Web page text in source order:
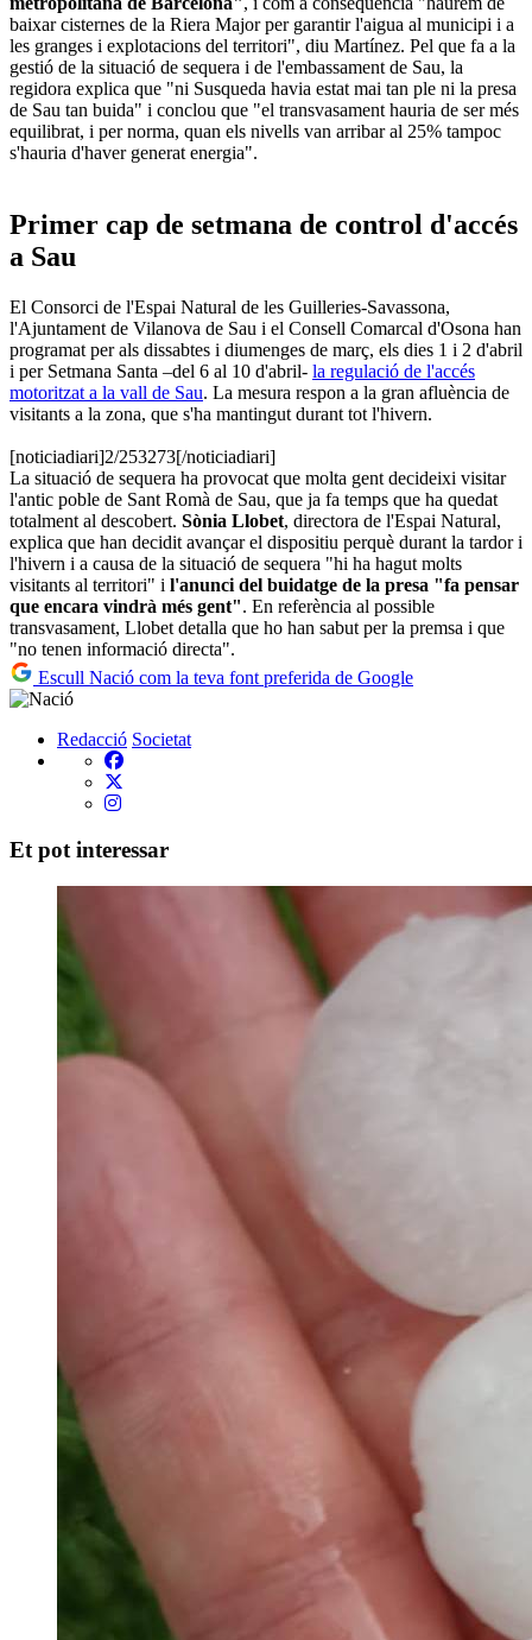
baixar cisternes de la Riera Major per garantir l'aigua al municipi i a
les granges i explotacions del territori", diu Martínez. Pel que fa a la
gestió de la situació de sequera i de l'embassament de Sau, la
regidora explica que "ni Susqueda havia estat mai tan ple ni la presa
de Sau tan buida" i conclou que "el transvasament hauria de ser més
equilibrat, i per norma, quan els nivells van arribar al 25% tampoc
s'hauria d'haver generat energia".
Primer cap de setmana de control d'accés
a Sau
El Consorci de l'Espai Natural de les Guilleries-Savassona,
l'Ajuntament de Vilanova de Sau i el Consell Comarcal d'Osona han
programat per als dissabtes i diumenges de març, els dies 1 i 2 d'abril
i per Setmana Santa –del 6 al 10 d'abril- la regulació de l'accés
motoritzat a la vall de Sau. La mesura respon a la gran afluència de
visitants a la zona, que s'ha mantingut durant tot l'hivern.
[noticiadiari]2/253273[/noticiadiari]
La situació de sequera ha provocat que molta gent decideixi visitar
l'antic poble de Sant Romà de Sau, que ja fa temps que ha quedat
totalment al descobert. Sònia Llobet, directora de l'Espai Natural,
explica que han decidit avançar el dispositiu perquè durant la tardor i
l'hivern i a causa de la situació de sequera "hi ha hagut molts
visitants al territori" i l'anunci del buidatge de la presa "fa pensar
que encara vindrà més gent". En referència al possible
transvasament, Llobet detalla que ho han sabut per la premsa i que
"no tenen informació directa".
Escull Nació com la teva font preferida de Google
Redacció Societat
Et pot interessar